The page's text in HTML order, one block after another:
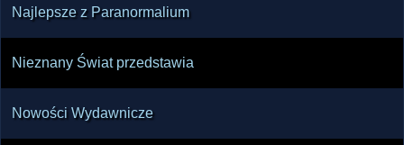
Najlepsze z Paranormalium
Nieznany Świat przedstawia
Nowości Wydawnicze